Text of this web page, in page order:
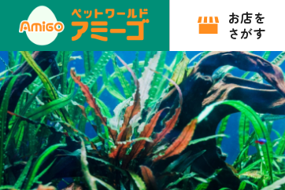
お店を
さがす